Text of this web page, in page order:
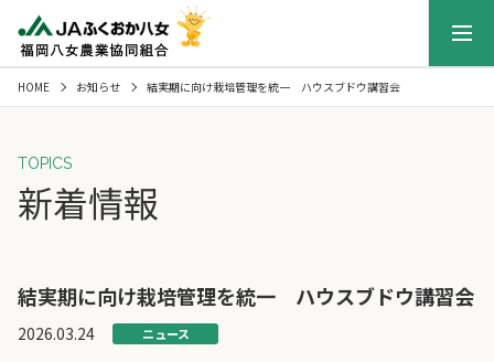
HOME お知らせ 結実期に向け栽培管理を統一 ハウスブドウ講習会
TOPICS
新着情報
結実期に向け栽培管理を統一 ハウスブドウ講習会
2026.03.24 ニュース